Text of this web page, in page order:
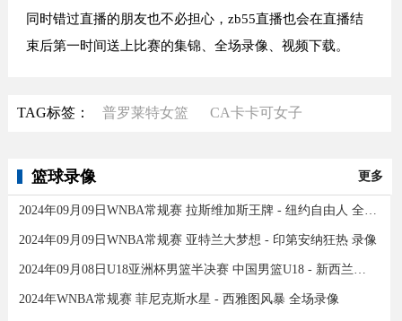
同时错过直播的朋友也不必担心，zb55直播也会在直播结
束后第一时间送上比赛的集锦、全场录像、视频下载。
TAG标签： 普罗莱特女篮 CA卡卡可女子
篮球录像 更多
2024年09月09日WNBA常规赛 拉斯维加斯王牌 - 纽约自由人 全场录像
2024年09月09日WNBA常规赛 亚特兰大梦想 - 印第安纳狂热 录像
2024年09月08日U18亚洲杯男篮半决赛 中国男篮U18 - 新西兰男篮U18 录像
2024年WNBA常规赛 菲尼克斯水星 - 西雅图风暴 全场录像